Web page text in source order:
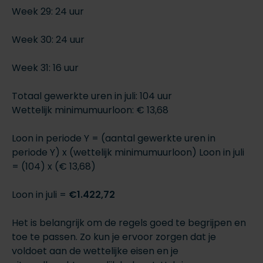
Week 29: 24 uur
Week 30: 24 uur
Week 31: 16 uur
Totaal gewerkte uren in juli: 104 uur
Wettelijk minimumuurloon: € 13,68
Loon in periode Y = (aantal gewerkte uren in
periode Y) x (wettelijk minimumuurloon) Loon in juli
= (104) x (€ 13,68)
Loon in juli = €1.422,72
Het is belangrijk om de regels goed te begrijpen en
toe te passen. Zo kun je ervoor zorgen dat je
voldoet aan de wettelijke eisen en je